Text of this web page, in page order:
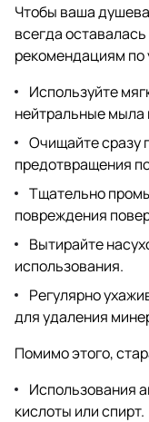
Чтобы ваша
всегда
рекомендациям по
Используйте
нейтральные
Очищайте сразу
предотвращения
Тщательно
повреждения
Вытирайте
использования.
Регулярно
для удаления
Помимо этого,
Использования
кислоты или спирт.